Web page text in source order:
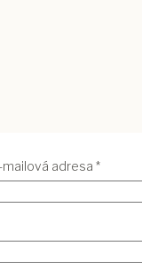
adresa *Povinné